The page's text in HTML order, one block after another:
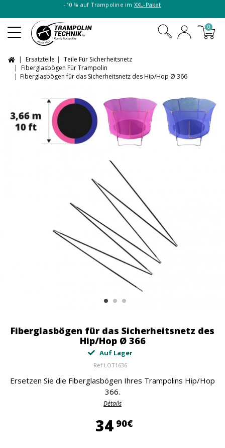
-10 % auf Trampoline imXXL-Paket
0
Ersatzteile
Teile Für Sicherheitsnetz
Fiberglasbögen Für Trampolin
Fiberglasbögen für das Sicherheitsnetz des Hip/Hop Ø 366
Fiberglasbögen für das Sicherheitsnetz des
Hip/Hop Ø 366
Auf Lager
Ref LOT1636
Ersetzen Sie die Fiberglasbögen Ihres Trampolins Hip/Hop
366.
Détails
34 90€34,90 €